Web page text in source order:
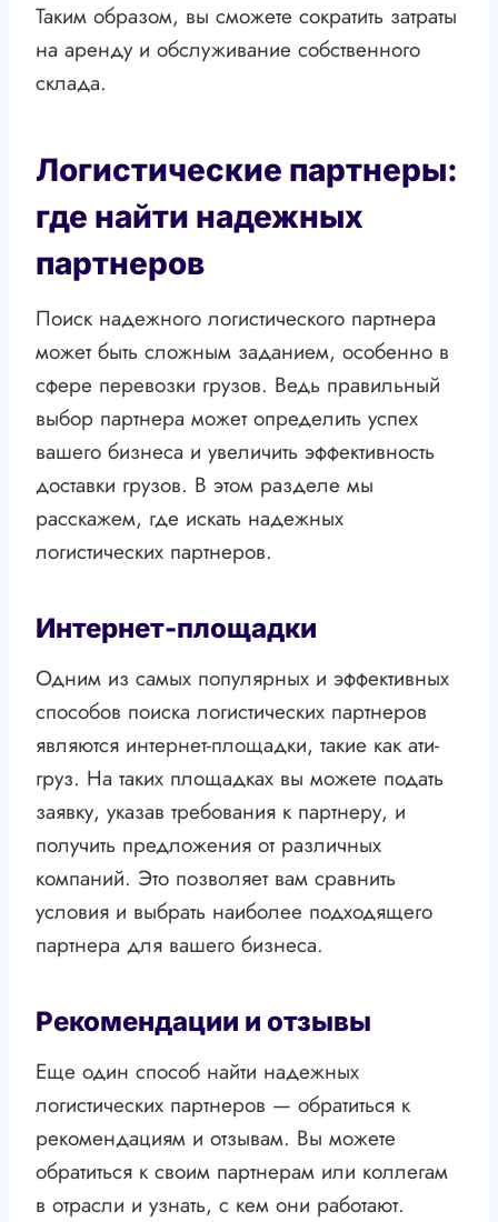
Таким образом, вы сможете сократить затраты
на аренду и обслуживание собственного
склада.
Логистические партнеры:
где найти надежных
партнеров
Поиск надежного логистического партнера
может быть сложным заданием, особенно в
сфере перевозки грузов. Ведь правильный
выбор партнера может определить успех
вашего бизнеса и увеличить эффективность
доставки грузов. В этом разделе мы
расскажем, где искать надежных
логистических партнеров.
Интернет-площадки
Одним из самых популярных и эффективных
способов поиска логистических партнеров
являются интернет-площадки, такие как ати-
груз. На таких площадках вы можете подать
заявку, указав требования к партнеру, и
получить предложения от различных
компаний. Это позволяет вам сравнить
условия и выбрать наиболее подходящего
партнера для вашего бизнеса.
Рекомендации и отзывы
Еще один способ найти надежных
логистических партнеров — обратиться к
рекомендациям и отзывам. Вы можете
обратиться к своим партнерам или коллегам
в отрасли и узнать, с кем они работают.